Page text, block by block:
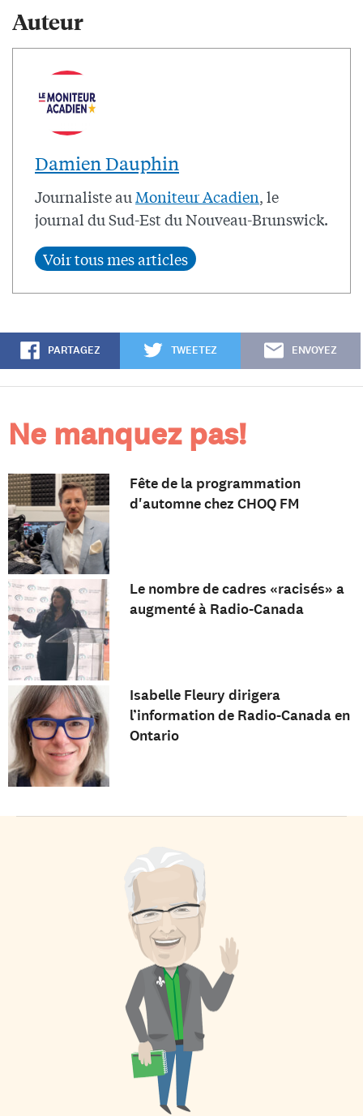
Auteur
Damien Dauphin
Journaliste au Moniteur Acadien, le
journal du Sud-Est du Nouveau-Brunswick.
PARTAGEZ TWEETEZ ENVOYEZ
Ne manquez pas!
Fête de la programmation
d'automne chez CHOQ FM
Le nombre de cadres «racisés» a
augmenté à Radio-Canada
Isabelle Fleury dirigera
l’information de Radio-Canada en
Ontario